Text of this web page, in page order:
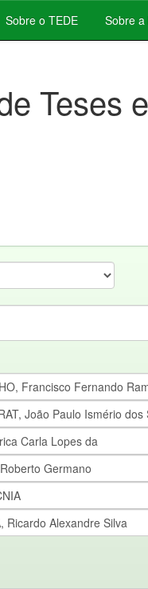
Sobre o TEDE Sobre a
Teses